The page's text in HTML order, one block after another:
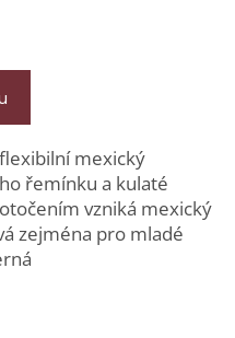
mexický
řemínku a kulaté
vzniká mexický
zejména pro mladé